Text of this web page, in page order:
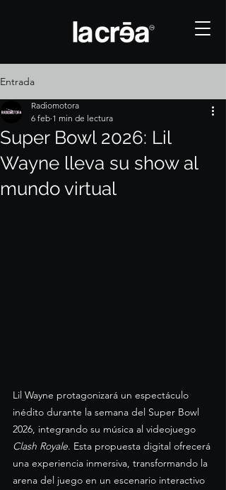
Entrada
Super Bowl 2026: Lil
Wayne lleva su show al
mundo virtual
Radiomotora
6 feb 1 min de lectura
Lil Wayne protagonizará un espectáculo
inédito durante la semana del Super Bowl
2026, integrando su música al videojuego
Clash Royale. Esta propuesta digital ofrecerá
una experiencia inmersiva, transformando la
arena del juego en un escenario interactivo